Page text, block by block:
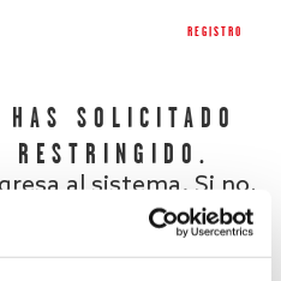
REGISTRO
SOLICITADO
RESTRINGIDO.
al sistema. Si no,